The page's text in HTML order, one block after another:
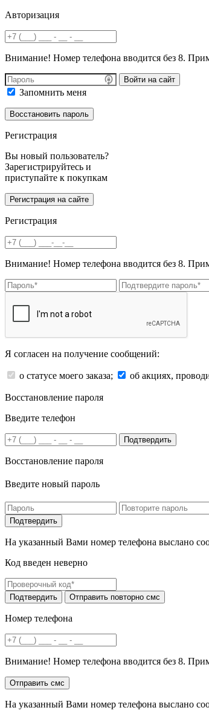
Авторизация
Внимание! Номер телефона вводится без 8.
Войти на сайт
Запомнить меня
Регистрация
Вы новый пользователь?
Зарегистрируйтесь и
приступайте к покупкам
Регистрация
Внимание! Номер телефона вводится без 8.
Я согласен на получение сообщений:
о статусе моего заказа; об акциях,
Восстановление пароля
Введите телефон
Подтвердить
Восстановление пароля
Введите новый пароль
На указанный Вами номер телефона выслано
Код введен неверно
Номер телефона
Внимание! Номер телефона вводится без 8.
На указанный Вами номер телефона выслано